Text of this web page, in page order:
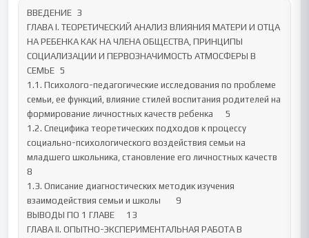
ВВЕДЕНИЕ	3
ГЛАВА I. ТЕОРЕТИЧЕСКИЙ АНАЛИЗ ВЛИЯНИЯ МАТЕРИ И ОТЦА
НА РЕБЕНКА КАК НА ЧЛЕНА ОБЩЕСТВА, ПРИНЦИПЫ
СОЦИАЛИЗАЦИИ И ПЕРВОЗНАЧИМОСТЬ АТМОСФЕРЫ В
СЕМЬЕ	5
1.1. Психолого-педагогические исследования по проблеме
семьи, ее функций, влияние стилей воспитания родителей на
формирование личностных качеств ребенка	5
1.2. Специфика теоретических подходов к процессу
социально-психологического воздействия семьи на
младшего школьника, становление его личностных качеств
8
1.3. Описание диагностических методик изучения
взаимодействия семьи и школы	9
ВЫВОДЫ ПО 1 ГЛАВЕ	13
ГЛАВА II. ОПЫТНО-ЭКСПЕРИМЕНТАЛЬНАЯ РАБОТА В